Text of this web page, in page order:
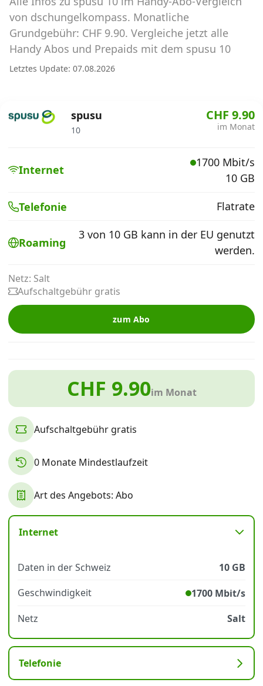
Abos für Tablets, Hotspots und Smart
Watches
Tarifrechner Handy-Abo
Der gute alte Tarifrechner im neuen Design
Alle Anbieter
Handy-Abo-Aktionen
Handy-Abo kündigen oder
wechseln
Internet, TV, Telefon
News
Forum
Über uns
Datenschutz AGB Impressum
von dschungelkompass. Monatliche
Grundgebühr: CHF 9.90. Vergleiche jetzt alle
Handy Abos und Prepaids mit dem spusu 10
Letztes Update: 07.08.2026
spusu
10
CHF 9.90
im Monat
Internet
1700 Mbit/s
10 GB
Telefonie Flatrate
Roaming
3 von 10 GB kann in der EU genutzt
werden.
Netz: Salt
Aufschaltgebühr gratis
zum Abo
CHF 9.90im Monat
Aufschaltgebühr gratis
0 Monate Mindestlaufzeit
Art des Angebots: Abo
Internet
Daten in der Schweiz
10 GB
Geschwindigkeit
1700 Mbit/s
Netz
Salt
Telefonie